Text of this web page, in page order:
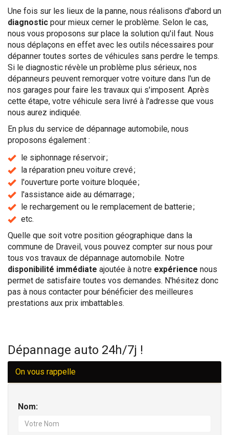
Une fois sur les lieux de la panne, nous réalisons d'abord un
diagnostic pour mieux cerner le problème. Selon le cas,
nous vous proposons sur place la solution qu'il faut. Nous
nous déplaçons en effet avec les outils nécessaires pour
dépanner toutes sortes de véhicules sans perdre le temps.
Si le diagnostic révèle un problème plus sérieux, nos
dépanneurs peuvent remorquer votre voiture dans l'un de
nos garages pour faire les travaux qui s'imposent. Après
cette étape, votre véhicule sera livré à l'adresse que vous
nous aurez indiquée.
En plus du service de dépannage automobile, nous
proposons également :
le siphonnage réservoir ;
la réparation pneu voiture crevé ;
l'ouverture porte voiture bloquée ;
l'assistance aide au démarrage ;
le rechargement ou le remplacement de batterie ;
etc.
Quelle que soit votre position géographique dans la
commune de Draveil, vous pouvez compter sur nous pour
tous vos travaux de dépannage automobile. Notre
disponibilité immédiate ajoutée à notre expérience nous
permet de satisfaire toutes vos demandes. N'hésitez donc
pas à nous contacter pour bénéficier des meilleures
prestations aux prix imbattables.
Dépannage auto 24h/7j !
On vous rappelle
Nom: